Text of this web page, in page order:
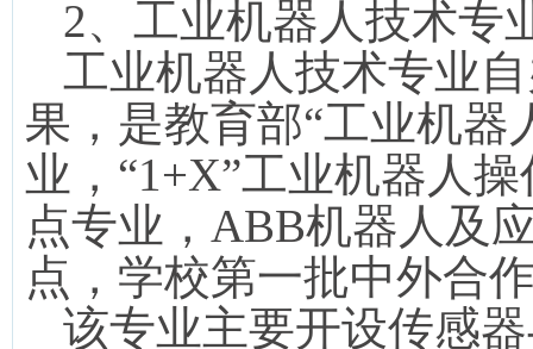
2、工业机器人技术专
工业机器人技术专业
果，是教育部“工业机器
业，“1+X”工业机器人
点专业， ABB机器人及
点，学校第一批中外合
该专业主要开设传感